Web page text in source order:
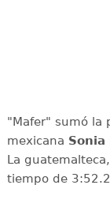
"Mafer" sumó la
mexicana Sonia
La
tiempo de